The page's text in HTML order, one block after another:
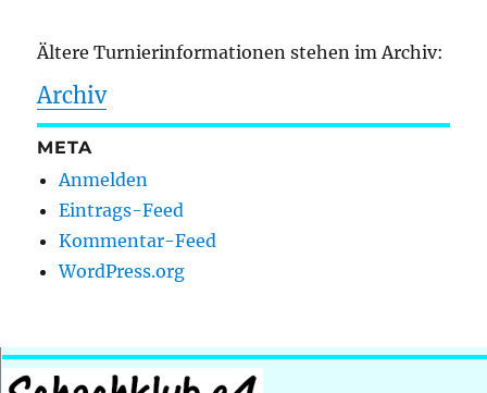
Ältere Turnierinformationen stehen im Archiv:
Archiv
META
Anmelden
Eintrags-Feed
Kommentar-Feed
WordPress.org